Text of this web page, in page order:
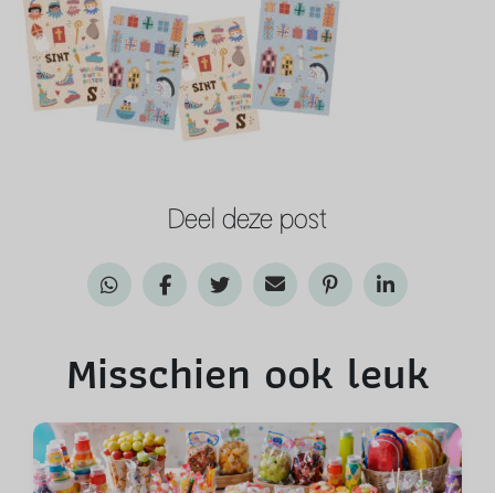
Deel deze post
Misschien ook leuk